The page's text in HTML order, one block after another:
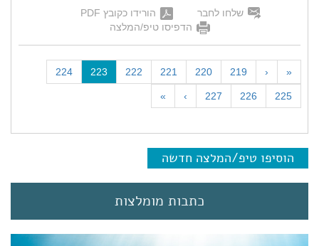
שלחו לחבר
הורידו כקובץ PDF
הדפיסו טיפ/המלצה
«
‹
219
220
221
222
223
c
)
224
225
226
227
›
»
הוסיפו טיפ/המלצה חדשה
כתבות מומלצות